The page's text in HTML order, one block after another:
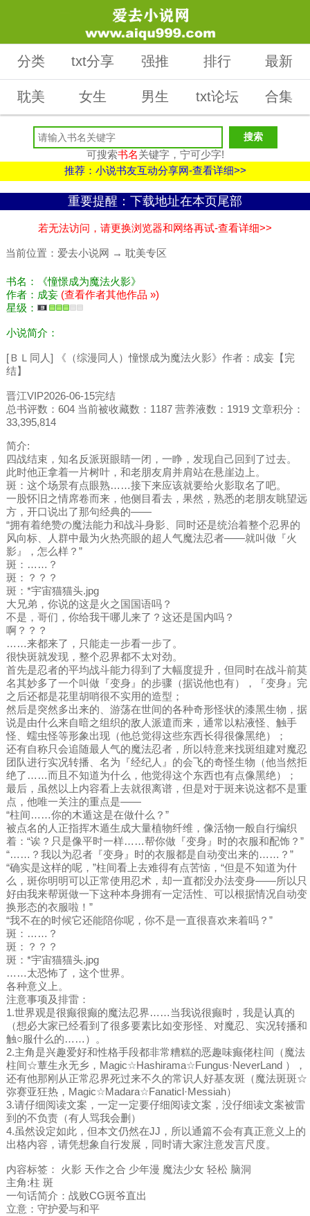
分类 txt分享 强推 排行 最新
耽美 女生 男生 txt论坛 合集
可搜索书名关键字，宁可少字!
推荐：小说书友互动分享网-查看详细>>
重要提醒：下载地址在本页尾部
若无法访问，请更换浏览器和网络再试-查看详细>>
当前位置： 爱去小说网 → 耽美专区
书名：《憧憬成为魔法火影》
作者：成妄 (查看作者其他作品 »)
星级：
小说简介：
[ＢＬ同人] 《（综漫同人）憧憬成为魔法火影》作者：成妄【完
结】
晋江VIP2026-06-15完结
总书评数：604 当前被收藏数：1187 营养液数：1919 文章积分：
33,395,814
简介:
四战结束，知名反派斑眼睛一闭，一睁，发现自己回到了过去。
此时他正拿着一片树叶，和老朋友肩并肩站在悬崖边上。
斑：这个场景有点眼熟……接下来应该就要给火影取名了吧。
一股怀旧之情席卷而来，他侧目看去，果然，熟悉的老朋友眺望远
方，开口说出了那句经典的——
“拥有着绝赞の魔法能力和战斗身影、同时还是统治着整个忍界的
风向标、人群中最为火热亮眼的超人气魔法忍者——就叫做『火
影』，怎么样？”
斑：……？
斑：？？？
斑：*宇宙猫猫头.jpg
大兄弟，你说的这是火之国国语吗？
不是，哥们，你给我干哪儿来了？这还是国内吗？
啊？？？
……来都来了，只能走一步看一步了。
很快斑就发现，整个忍界都不太对劲。
首先是忍者的平均战斗能力得到了大幅度提升，但同时在战斗前莫
名其妙多了一个叫做『变身』的步骤（据说他也有），『变身』完
之后还都是花里胡哨很不实用的造型；
然后是突然多出来的、游荡在世间的各种奇形怪状的漆黑生物，据
说是由什么来自暗之组织的敌人派遣而来，通常以粘液怪、触手
怪、蠕虫怪等形象出现（他总觉得这些东西长得很像黑绝）；
还有自称只会追随最人气的魔法忍者，所以特意来找斑组建对魔忍
团队进行实况转播、名为『经纪人』的会飞的奇怪生物（他当然拒
绝了……而且不知道为什么，他觉得这个东西也有点像黑绝）；
最后，虽然以上内容看上去就很离谱，但是对于斑来说这都不是重
点，他唯一关注的重点是——
“柱间……你的木遁这是在做什么？”
被点名的人正指挥木遁生成大量植物纤维，像活物一般自行编织
着：“诶？只是像平时一样……帮你做『变身』时的衣服和配饰？”
“……？我以为忍者『变身』时的衣服都是自动变出来的……？”
“确实是这样的呢，”柱间看上去难得有点苦恼，“但是不知道为什
么，斑你明明可以正常使用忍术，却一直都没办法变身——所以只
好由我来帮斑做一下这种本身拥有一定活性、可以根据情况自动变
换形态的衣服啦！”
“我不在的时候它还能陪你呢，你不是一直很喜欢来着吗？”
斑：……？
斑：？？？
斑：*宇宙猫猫头.jpg
……太恐怖了，这个世界。
各种意义上。
注意事项及排雷：
1.世界观是很癫很癫的魔法忍界……当我说很癫时，我是认真的
（想必大家已经看到了很多要素比如变形怪、对魔忍、实况转播和
触○服什么的……）。
2.主角是兴趣爱好和性格手段都非常糟糕的恶趣味癫佬柱间（魔法
柱间☆蕈生永无乡，Magic☆Hashirama☆Fungus·NeverLand ），
还有他那刚从正常忍界死过来不久的常识人好基友斑（魔法斑斑☆
弥赛亚狂热，Magic☆Madara☆Fanaticl·Messiah）
3.请仔细阅读文案，一定一定要仔细阅读文案，没仔细读文案被雷
到的不负责（有人骂我会删）
4.虽然设定如此，但本文仍然在JJ，所以通篇不会有真正意义上的
出格内容，请凭想象自行发展，同时请大家注意发言尺度。
内容标签： 火影 天作之合 少年漫 魔法少女 轻松 脑洞
主角:柱 斑
一句话简介：战败CG斑爷直出
立意：守护爱与和平